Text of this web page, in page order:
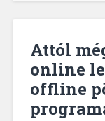
Attól
online
offline